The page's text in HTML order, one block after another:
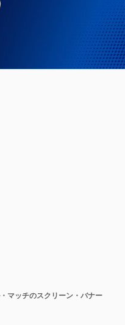
マッチのスクリーン・バナー